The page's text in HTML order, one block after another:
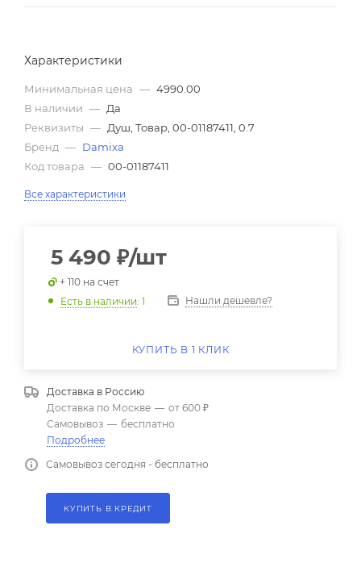
Характеристики
Минимальная цена — 4990.00
В наличии — Да
Реквизиты — Душ, Товар, 00-01187411, 0.7
Бренд — Damixa
Код товара — 00-01187411
Все характеристики
5 490 ₽/шт
+ 110 на счет
Есть в наличии: 1 Нашли дешевле?
КУПИТЬ В 1 КЛИК
Доставка в Россию
Доставка по Москве — от 600 ₽
Самовывоз — бесплатно
Подробнее
Самовывоз сегодня - бесплатно
КУПИТЬ В КРЕДИТ